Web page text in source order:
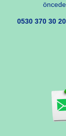
0530 370 30 20